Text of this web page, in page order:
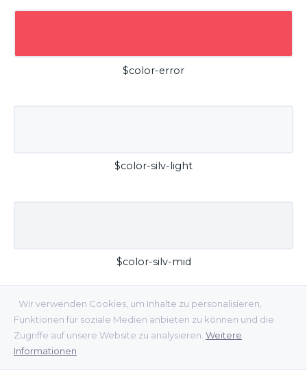
Wir verwenden Cookies, um Inhalte zu personalisieren,
Funktionen für soziale Medien anbieten zu können und die
Zugriffe auf unsere Website zu analysieren. Weitere
Informationen
$color-error
$color-silv-light
$color-silv-mid